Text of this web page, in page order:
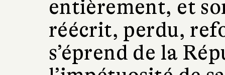
entièrement, et
réécrit, perdu,
s’éprend de la